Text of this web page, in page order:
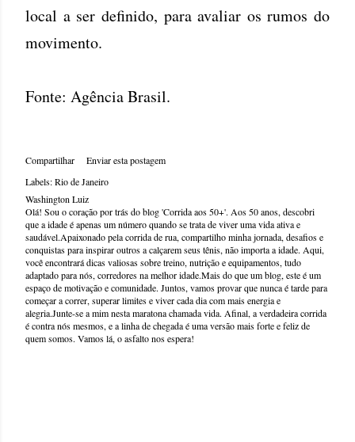
local a ser definido, para avaliar os rumos do
movimento.
Fonte: Agência Brasil.
Compartilhar
Enviar esta postagem
Labels:Rio de Janeiro
Washington Luiz
Olá! Sou o coração por trás do blog 'Corrida aos 50+'. Aos 50 anos, descobri
que a idade é apenas um número quando se trata de viver uma vida ativa e
saudável.Apaixonado pela corrida de rua, compartilho minha jornada, desafios e
conquistas para inspirar outros a calçarem seus tênis, não importa a idade. Aqui,
você encontrará dicas valiosas sobre treino, nutrição e equipamentos, tudo
adaptado para nós, corredores na melhor idade.Mais do que um blog, este é um
espaço de motivação e comunidade. Juntos, vamos provar que nunca é tarde para
começar a correr, superar limites e viver cada dia com mais energia e
alegria.Junte-se a mim nesta maratona chamada vida. Afinal, a verdadeira corrida
é contra nós mesmos, e a linha de chegada é uma versão mais forte e feliz de
quem somos. Vamos lá, o asfalto nos espera!